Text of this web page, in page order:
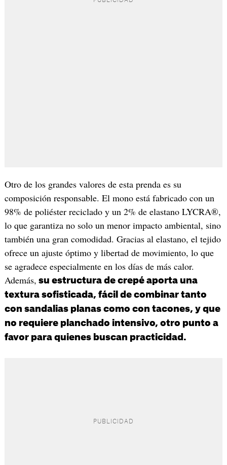
Otro de los grandes valores de esta prenda es su
composición responsable. El mono está fabricado con un
98% de poliéster reciclado y un 2% de elastano LYCRA®,
lo que garantiza no solo un menor impacto ambiental, sino
también una gran comodidad. Gracias al elastano, el tejido
ofrece un ajuste óptimo y libertad de movimiento, lo que
se agradece especialmente en los días de más calor.
Además, su estructura de crepé aporta una
textura sofisticada, fácil de combinar tanto
con sandalias planas como con tacones, y que
no requiere planchado intensivo, otro punto a
favor para quienes buscan practicidad.